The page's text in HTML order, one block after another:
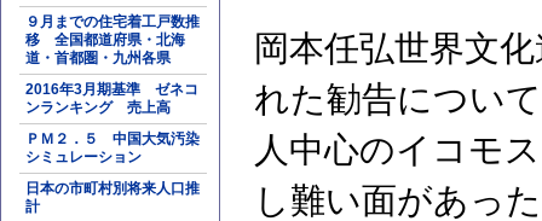
９月までの住宅着工戸数推
移 全国都道府県・北海
道・首都圏・九州各県
2016年3月期基準 ゼネコ
ンランキング 売上高
ＰＭ２．５ 中国大気汚染
シミュレーション
日本の市町村別将来人口推
計
岡本任弘世界文
れた勧告につい
人中心のイコモ
し難い面があっ